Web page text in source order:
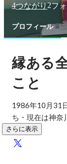
4つながり2フ
プロフィール
縁ある
こと
1986年10月31
ち・現在は神奈
さらに表示